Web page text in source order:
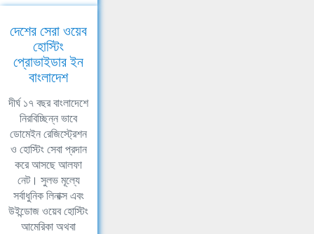
দেশের সেরা ওয়েব
হোস্টিং
প্রোভাইডার ইন
বাংলাদেশ
দীর্ঘ ১৭ বছর বাংলাদেশে
নিরবিচ্ছিন্ন ভাবে
ডোমেইন রেজিস্ট্রেশন
ও হোস্টিং সেবা প্রদান
করে আসছে আলফা
নেট। সুলভ মূল্যে
সর্বাধুনিক লিনাক্স এবং
উইন্ডোজ ওয়েব হোস্টিং
আমেরিকা অথবা